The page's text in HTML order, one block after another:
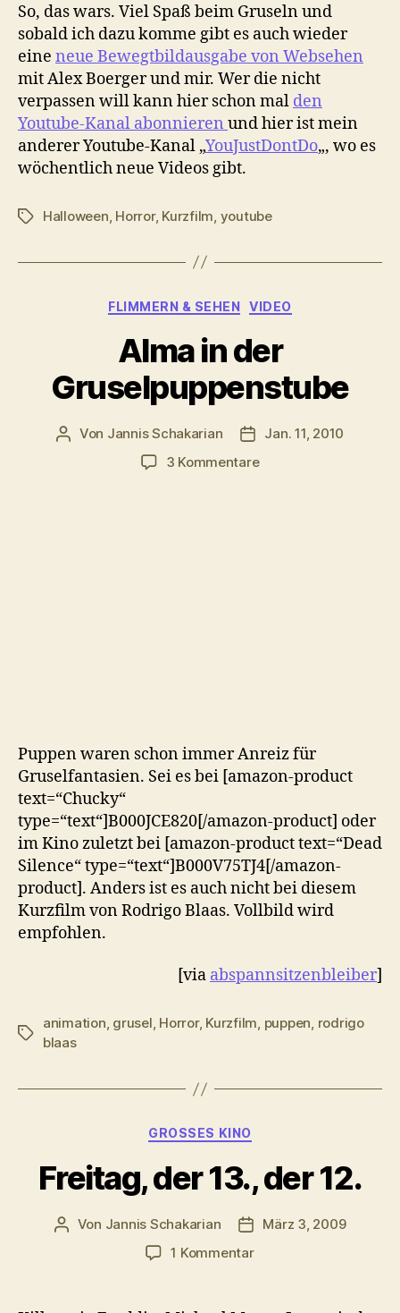
So, das wars. Viel Spaß beim Gruseln und
sobald ich dazu komme gibt es auch wieder
eine neue Bewegtbildausgabe von Websehen
mit Alex Boerger und mir. Wer die nicht
verpassen will kann hier schon mal den
Youtube-Kanal abonnieren und hier ist mein
anderer Youtube-Kanal „YouJustDontDo„, wo es
wöchentlich neue Videos gibt.
Schlagwörter
Halloween, Horror, Kurzfilm, youtube
Kategorien
FLIMMERN & SEHEN VIDEO
Alma in der
Gruselpuppenstube
Beitragsautor
Von Jannis Schakarian
Jan. 11, 2010
3 Kommentarezu
Puppen waren schon immer Anreiz für
Gruselfantasien. Sei es bei [amazon-product
text=“Chucky“
type=“text“]B000JCE820[/amazon-product] oder
im Kino zuletzt bei [amazon-product text=“Dead
Silence“ type=“text“]B000V75TJ4[/amazon-
product]. Anders ist es auch nicht bei diesem
Kurzfilm von Rodrigo Blaas. Vollbild wird
empfohlen.
[via abspannsitzenbleiber]
Schlagwörter
animation, grusel, Horror, Kurzfilm, puppen, rodrigo
blaas
Kategorien
GROSSES KINO
Freitag, der 13., der 12.
Beitragsautor
Von Jannis Schakarian
März 3, 2009
1 Kommentarzu